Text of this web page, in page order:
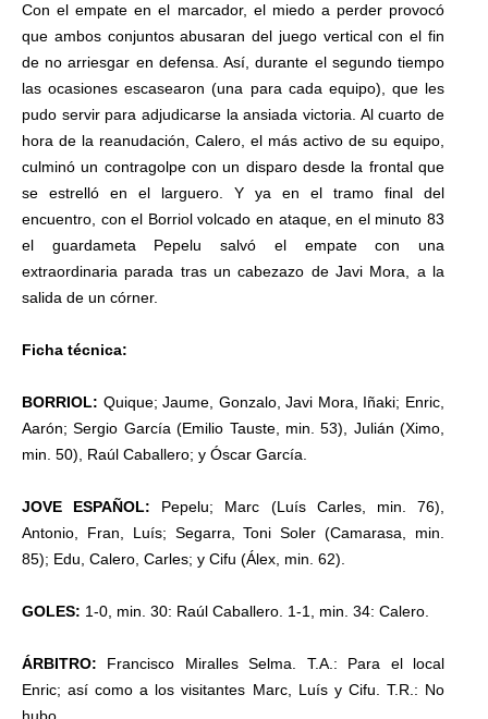
Con el empate en el marcador, el miedo a perder provocó
que ambos conjuntos abusaran del juego vertical con el fin
de no arriesgar en defensa. Así, durante el segundo tiempo
las ocasiones escasearon (una para cada equipo), que les
pudo servir para adjudicarse la ansiada victoria. Al cuarto de
hora de la reanudación, Calero, el más activo de su equipo,
culminó un contragolpe con un disparo desde la frontal que
se estrelló en el larguero. Y ya en el tramo final del
encuentro, con el Borriol volcado en ataque, en el minuto 83
el guardameta Pepelu salvó el empate con una
extraordinaria parada tras un cabezazo de Javi Mora, a la
salida de un córner.
Ficha técnica:
BORRIOL: Quique; Jaume, Gonzalo, Javi Mora, Iñaki; Enric,
Aarón; Sergio García (Emilio Tauste, min. 53), Julián (Ximo,
min. 50), Raúl Caballero; y Óscar García.
JOVE ESPAÑOL: Pepelu; Marc (Luís Carles, min. 76),
Antonio, Fran, Luís; Segarra, Toni Soler (Camarasa, min.
85); Edu, Calero, Carles; y Cifu (Álex, min. 62).
GOLES: 1-0, min. 30: Raúl Caballero. 1-1, min. 34: Calero.
ÁRBITRO: Francisco Miralles Selma. T.A.: Para el local
Enric; así como a los visitantes Marc, Luís y Cifu. T.R.: No